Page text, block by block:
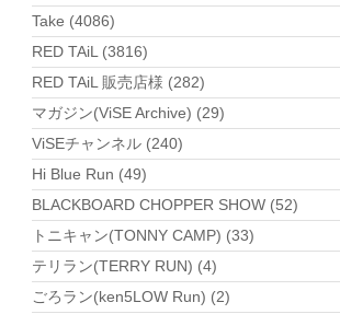
Take (4086)
RED TAiL (3816)
RED TAiL 販売店様 (282)
マガジン(ViSE Archive) (29)
ViSEチャンネル (240)
Hi Blue Run (49)
BLACKBOARD CHOPPER SHOW (52)
トニキャン(TONNY CAMP) (33)
テリラン(TERRY RUN) (4)
ごろラン(ken5LOW Run) (2)